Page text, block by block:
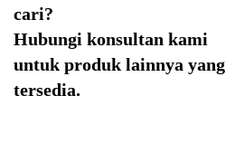
cari?
Hubungi konsultan kami
untuk produk lainnya yang
tersedia.